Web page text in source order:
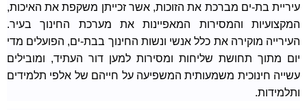
עיריית בת-ים מברכת את הזוכות, אשר זכייתן משקפת את האיכות,
המקצועיות והמסירות המאפיינות את מערכת החינוך בעיר.
העירייה מוקירה את כלל אנשי ונשות החינוך בבת-ים, הפועלים מדי
יום מתוך תחושת שליחות ומסירות למען דור העתיד, ומובילים
עשייה חינוכית משמעותית המשפיעה על חייהם של אלפי תלמידים
ותלמידות.